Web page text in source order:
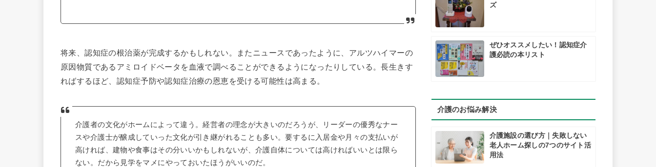
将来、認知症の根治薬が完成するかもしれない。またニュースであったように、アルツハイマーの
原因物質であるアミロイドベータを血液で調べることができるようになったりしている。長生きす
ればするほど、認知症予防や認知症治療の恩恵を受ける可能性は高まる。
介護者の文化がホームによって違う。経営者の理念が大きいのだろうが、リーダーの優秀なナー
スや介護士が醸成していった文化が引き継がれることも多い。要するに入居金や月々の支払いが
高ければ、建物や食事はその分いいかもしれないが、介護自体については高ければいいとは限ら
ない。だから見学をマメにやっておいたほうがいいのだ。
ズ
ぜひオススメしたい！認知症介
護必読の本リスト
介護のお悩み解決
介護施設の選び方｜失敗しない
老人ホーム探しの7つのサイト活
用法